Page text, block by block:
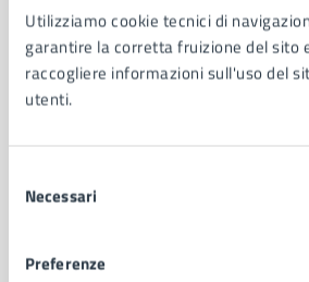
Utilizziamo cookie tecnici di
garantire la corretta fruizione del sito
raccogliere informazioni sull'uso del
utenti.
delNecessari
Preferenze
AMMINISTRAZIONE
Aree amministrative
Organi di governo
Municipalità
Personale amministrativo
Intranet, posta aziendale e protocollo